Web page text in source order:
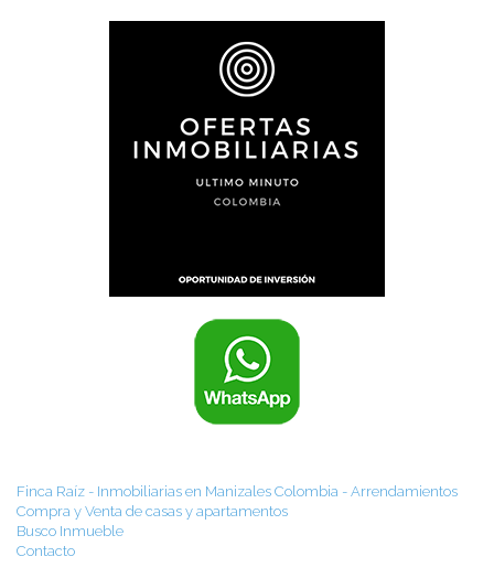
Finca Raíz - Inmobiliarias en Manizales Colombia - Arrendamientos
Compra y Venta de casas y apartamentos
Busco Inmueble
Contacto